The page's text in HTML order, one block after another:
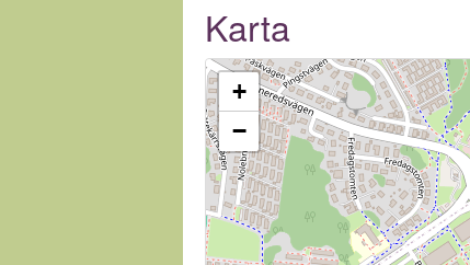
Karta
+
−